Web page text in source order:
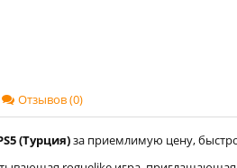
Отзывов (0)
(Турция)за приемлимую цену,